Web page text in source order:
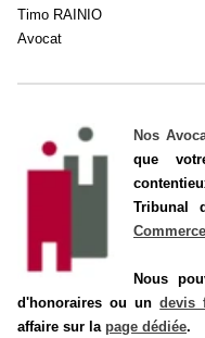
Timo RAINIO
Avocat
Nos
que
Tribunal
Commerce
Nous
d'honoraires ou un devis
affaire sur la page dédiée.